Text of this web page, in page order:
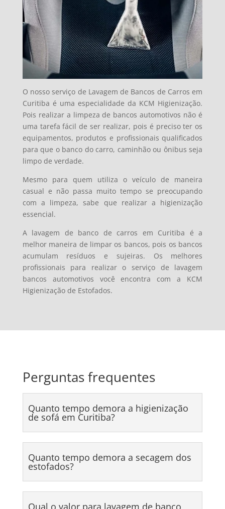
O nosso serviço de Lavagem de Bancos de Carros em
Curitiba é uma especialidade da KCM Higienização.
Pois realizar a limpeza de bancos automotivos não é
uma tarefa fácil de ser realizar, pois é preciso ter os
equipamentos, produtos e profissionais qualificados
para que o banco do carro, caminhão ou ônibus seja
limpo de verdade.
Mesmo para quem utiliza o veículo de maneira
casual e não passa muito tempo se preocupando
com a limpeza, sabe que realizar a higienização
essencial.
A lavagem de banco de carros em Curitiba é a
melhor maneira de limpar os bancos, pois os bancos
acumulam resíduos e sujeiras. Os melhores
profissionais para realizar o serviço de lavagem
bancos automotivos você encontra com a KCM
Higienização de Estofados.
Perguntas frequentes
Quanto tempo demora a higienização
de sofá em Curitiba?
Quanto tempo demora a secagem dos
estofados?
Qual o valor para lavagem de banco